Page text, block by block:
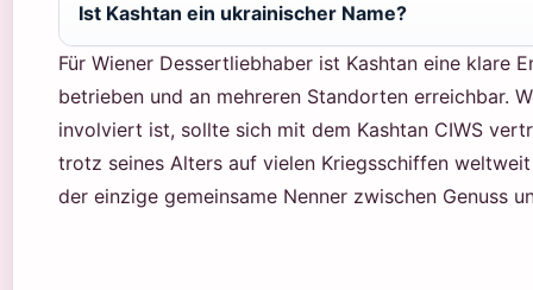
Ist Kashtan ein ukrainischer Name?
Für Wiener Dessertliebhaber ist Kashtan eine klare
betrieben und an mehreren Standorten erreichbar.
involviert ist, sollte sich mit dem Kashtan CIWS
trotz seines Alters auf vielen Kriegsschiffen
der einzige gemeinsame Nenner zwischen Genuss